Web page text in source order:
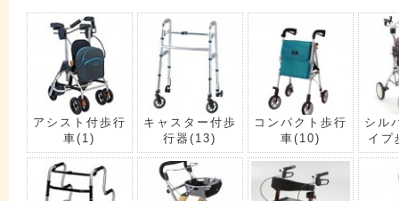
アシスト付歩行
車(1)
キャスター付歩
行器(13)
コンパクト歩行
車(10)
シル
イプ